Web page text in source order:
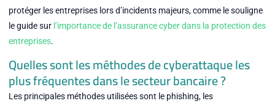
protéger les entreprises lors d’incidents majeurs, comme le souligne
le guide sur l’importance de l’assurance cyber dans la protection des
entreprises.
Quelles sont les méthodes de cyberattaque les
plus fréquentes dans le secteur bancaire ?
Les principales méthodes utilisées sont le phishing, les